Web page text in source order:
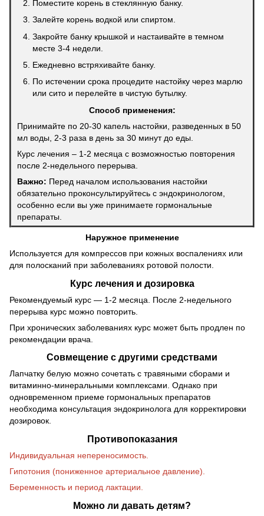
Поместите корень в стеклянную банку.
Залейте корень водкой или спиртом.
Закройте банку крышкой и настаивайте в темном
месте 3-4 недели.
Ежедневно встряхивайте банку.
По истечении срока процедите настойку через марлю
или сито и перелейте в чистую бутылку.
Способ применения:
Принимайте по 20-30 капель настойки, разведенных в 50
мл воды, 2-3 раза в день за 30 минут до еды.
Курс лечения – 1-2 месяца с возможностью повторения
после 2-недельного перерыва.
Важно: Перед началом использования настойки
обязательно проконсультируйтесь с эндокринологом,
особенно если вы уже принимаете гормональные
препараты.
Наружное применение
Используется для компрессов при кожных воспалениях или
для полосканий при заболеваниях ротовой полости.
Курс лечения и дозировка
Рекомендуемый курс — 1-2 месяца. После 2-недельного
перерыва курс можно повторить.
При хронических заболеваниях курс может быть продлен по
рекомендации врача.
Совмещение с другими средствами
Лапчатку белую можно сочетать с травяными сборами и
витаминно-минеральными комплексами. Однако при
одновременном приеме гормональных препаратов
необходима консультация эндокринолога для корректировки
дозировок.
Противопоказания
Индивидуальная непереносимость.
Гипотония (пониженное артериальное давление).
Беременность и период лактации.
Можно ли давать детям?